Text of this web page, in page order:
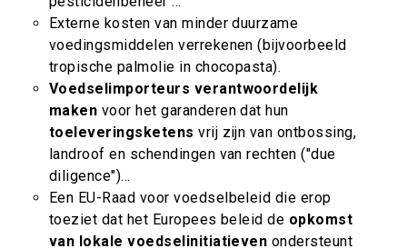
Externe kosten van minder duurzame
voedingsmiddelen verrekenen (bijvoorbeeld
tropische palmolie in chocopasta).
Voedselimporteurs verantwoordelijk
maken voor het garanderen dat hun
toeleveringsketens vrij zijn van ontbossing,
landroof en schendingen van rechten ("due
diligence")…
Een EU-Raad voor voedselbeleid die erop
toeziet dat het Europees beleid de opkomst
van lokale voedselinitiatieven ondersteunt